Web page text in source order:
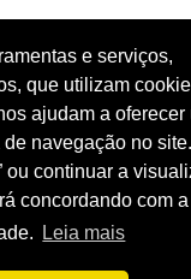
e serviços,
que utilizam
ajudam a oferecer
navegação no
ou continuar a
concordando com
Leia mais